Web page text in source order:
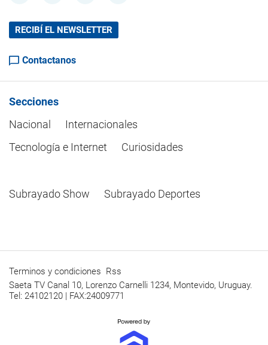
RECIBÍ EL NEWSLETTER
Contactanos
Secciones
Nacional
Internacionales
Tecnología e Internet
Curiosidades
Subrayado Show Subrayado Deportes
Terminos y condiciones Rss
Saeta TV Canal 10, Lorenzo Carnelli 1234, Montevido, Uruguay.
Tel: 24102120 | FAX:24009771